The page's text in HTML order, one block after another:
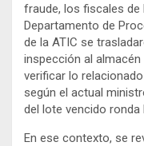
fraude, los fiscales de
Departamento de
de la ATIC se
inspección al
verificar lo
según el actual
del lote vencido
En ese contexto, se